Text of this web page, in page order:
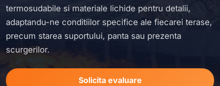
termosudabile si materiale lichide pentru detalii,
adaptandu-ne conditiilor specifice ale fiecarei terase,
precum starea suportului, panta sau prezenta
scurgerilor.
Solicita evaluare